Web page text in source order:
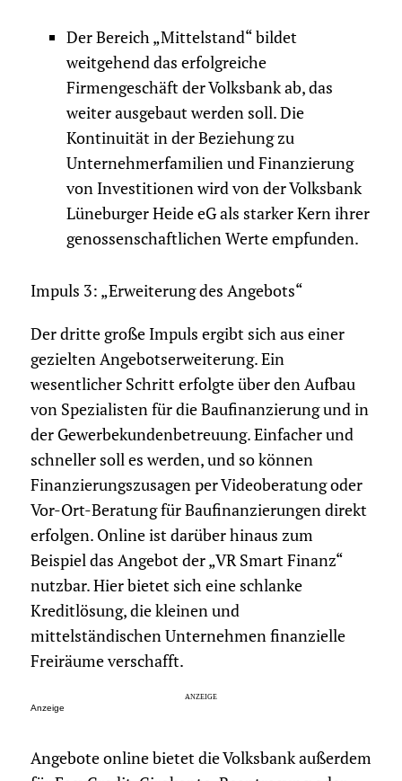
Der Bereich „Mittelstand“ bildet
weitgehend das erfolgreiche
Firmengeschäft der Volksbank ab, das
weiter ausgebaut werden soll. Die
Kontinuität in der Beziehung zu
Unternehmerfamilien und Finanzierung
von Investitionen wird von der Volksbank
Lüneburger Heide eG als starker Kern ihrer
genossenschaftlichen Werte empfunden.
Impuls 3: „Erweiterung des Angebots“
Der dritte große Impuls ergibt sich aus einer
gezielten Angebotserweiterung. Ein
wesentlicher Schritt erfolgte über den Aufbau
von Spezialisten für die Baufinanzierung und in
der Gewerbekundenbetreuung. Einfacher und
schneller soll es werden, und so können
Finanzierungszusagen per Videoberatung oder
Vor-Ort-Beratung für Baufinanzierungen direkt
erfolgen. Online ist darüber hinaus zum
Beispiel das Angebot der „VR Smart Finanz“
nutzbar. Hier bietet sich eine schlanke
Kreditlösung, die kleinen und
mittelständischen Unternehmen finanzielle
Freiräume verschafft.
Anzeige
Angebote online bietet die Volksbank außerdem